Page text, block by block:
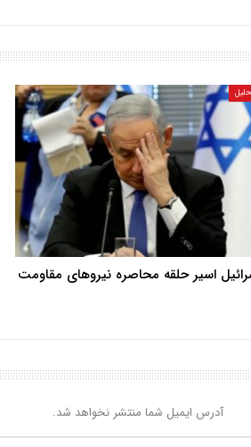
اسیر حلقه محاصره نیروهای مقاومت
آدرس ایمیل شما منتشر نخواهد شد.